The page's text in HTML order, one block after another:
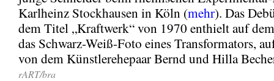
Karlheinz Stockhausen in Köln (mehr). Das
dem Titel „Kraftwerk“ von 1970 enthielt auf
das Schwarz-Weiß-Foto eines Transformators,
von dem Künstlerehepaar Bernd und Hilla
rART/bra